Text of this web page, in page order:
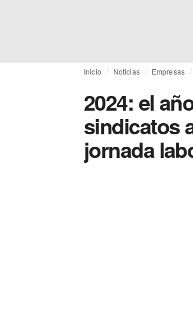
Inicio Noticias Empresas
2024: el
sindicatos
jornada